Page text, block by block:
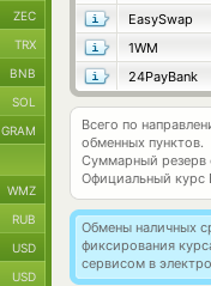
EasySwap
1WM
24PayBank
Всего по
обменных пунктов.
Суммарный резерв
Официальный курс
Обмены наличных
фиксирования
сервисом в
ZEC
TRX
BNB
SOL
GRAM
WMZ
RUB
USD
USD